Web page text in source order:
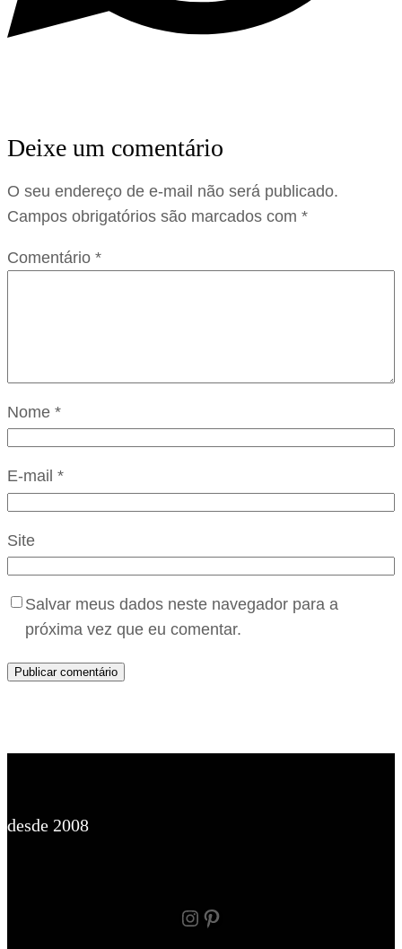
Deixe um comentário
O seu endereço de e-mail não será publicado.
Campos obrigatórios são marcados com *
Comentário *
Nome *
E-mail *
Site
Salvar meus dados neste navegador para a
próxima vez que eu comentar.
desde 2008
Instagram Pinterest